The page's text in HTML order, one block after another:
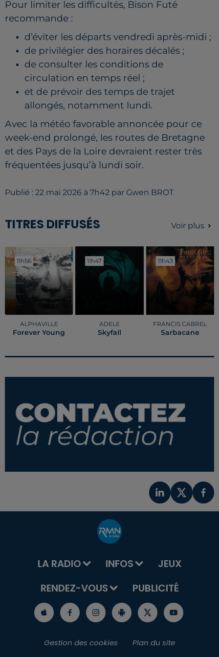
Pour limiter les difficultés, Bison Futé
recommande :
d’éviter les départs vendredi après-midi ;
de privilégier des horaires décalés ;
de consulter les conditions de
circulation en temps réel ;
et de prévoir des temps de trajet
allongés, notamment lundi.
Avec la météo favorable annoncée pour ce
week-end prolongé, les routes de Bretagne
et des Pays de la Loire devraient rester très
fréquentées jusqu’à lundi soir.
Publié : 22 mai 2026 à 7h42 par Gwen BROT
TITRES DIFFUSÉS Voir plus
11h56
11h56
ALPHAVILLE
Forever Young
11h47
11h47
ADELE
Skyfall
11h43
11h43
FRANCIS CABREL
Sarbacane
LA RADIO INFOS
JEUX
RENDEZ-VOUS
PUBLICITÉ
Gestion des cookies Plan du site